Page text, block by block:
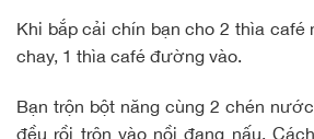
Khi bắp cải chín bạn cho 2 thìa café
chay, 1 thìa café đường vào.
Bạn trộn bột năng cùng 2 chén
đều rồi trộn vào nồi đang nấu.